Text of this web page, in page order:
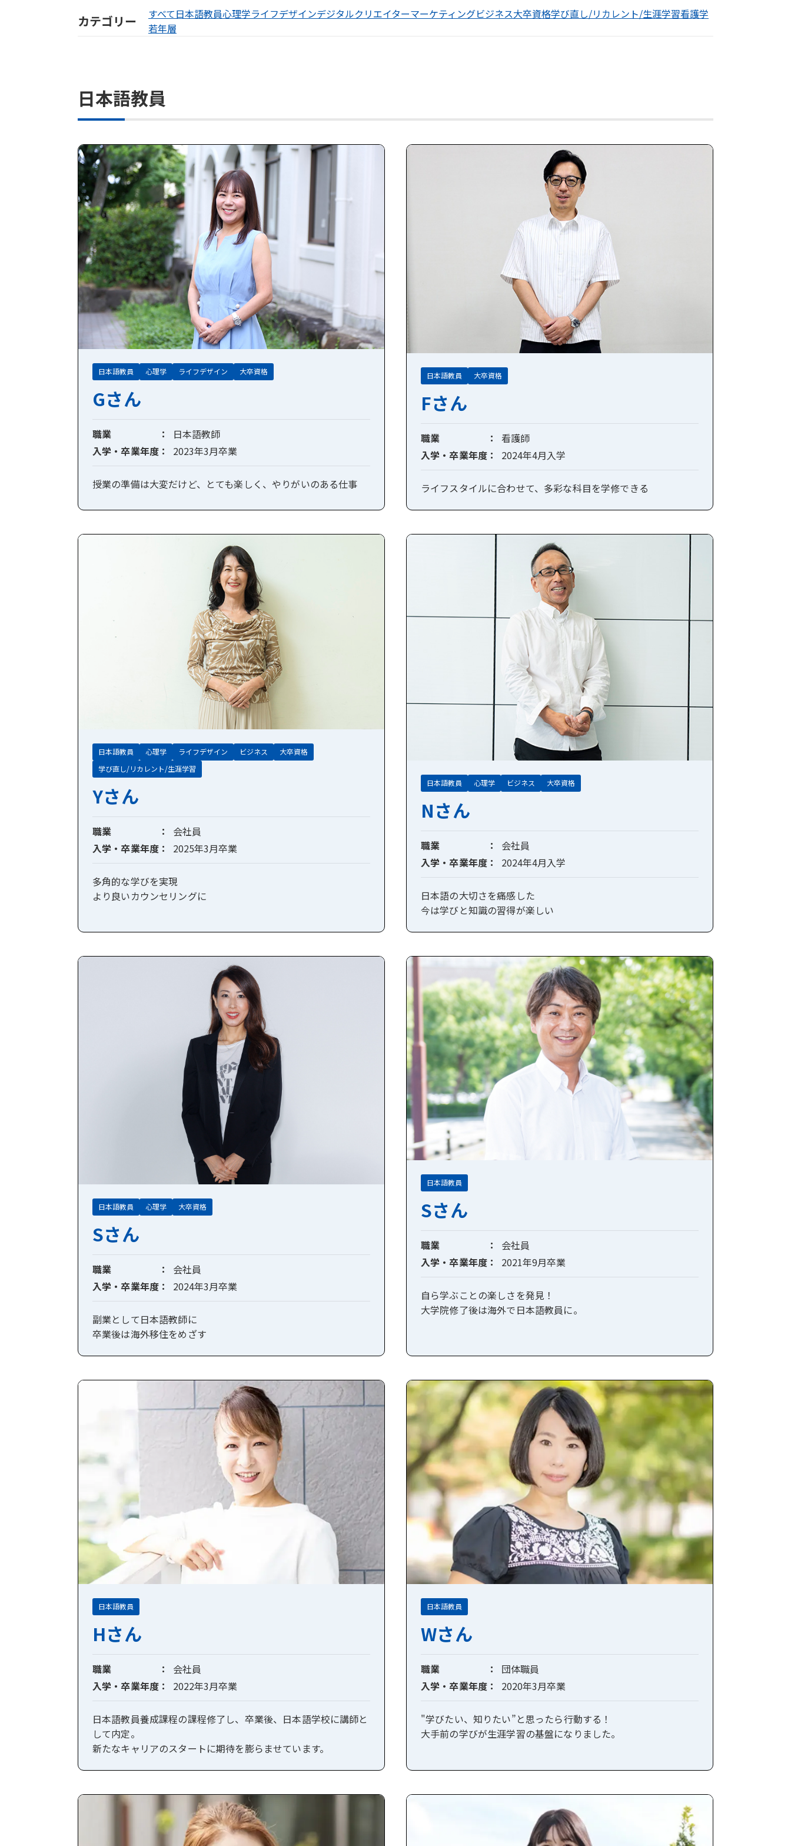
カテゴリー すべて日本語教員心理学ライフデザインデジタルクリエイターマーケティングビジネス大卒資格学び直し/リカレント/生涯学習看護学
若年層
日本語教員
日本語教員 心理学 ライフデザイン 大卒資格
Gさん
職業
日本語教師
入学・卒業年度
2023年3月卒業
授業の準備は大変だけど、とても楽しく、やりがいのある仕事
日本語教員 大卒資格
Fさん
職業
看護師
入学・卒業年度
2024年4月入学
ライフスタイルに合わせて、多彩な科目を学修できる
日本語教員 心理学 ライフデザイン ビジネス
大卒資格
学び直し/リカレント/生涯学習
Yさん
職業
会社員
入学・卒業年度
2025年3月卒業
多角的な学びを実現
より良いカウンセリングに
日本語教員 心理学 ビジネス 大卒資格
Nさん
職業
会社員
入学・卒業年度
2024年4月入学
日本語の大切さを痛感した
今は学びと知識の習得が楽しい
日本語教員 心理学 大卒資格
Sさん
職業
会社員
入学・卒業年度
2024年3月卒業
副業として日本語教師に
卒業後は海外移住をめざす
日本語教員
Sさん
職業
会社員
入学・卒業年度
2021年9月卒業
自ら学ぶことの楽しさを発見！
大学院修了後は海外で日本語教員に。
日本語教員
Hさん
職業
会社員
入学・卒業年度
2022年3月卒業
日本語教員養成課程の課程修了し、卒業後、日本語学校に講師と
して内定。
新たなキャリアのスタートに期待を膨らませています。
日本語教員
Wさん
職業
団体職員
入学・卒業年度
2020年3月卒業
"学びたい、知りたい”と思ったら行動する！
大手前の学びが生涯学習の基盤になりました。